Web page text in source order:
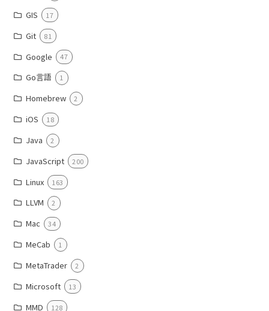
GIS 17
Git 81
Google 47
Go言語 1
Homebrew 2
iOS 18
Java 2
JavaScript 200
Linux 163
LLVM 2
Mac 34
MeCab 1
MetaTrader 2
Microsoft 13
MMD 128